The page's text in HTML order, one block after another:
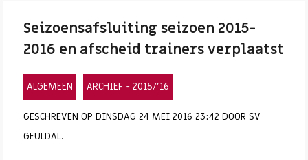
Seizoensafsluiting seizoen 2015-
2016 en afscheid trainers verplaatst
ALGEMEEN ARCHIEF - 2015/'16
GESCHREVEN OP DINSDAG 24 MEI 2016 23:42 DOOR SV
GEULDAL.